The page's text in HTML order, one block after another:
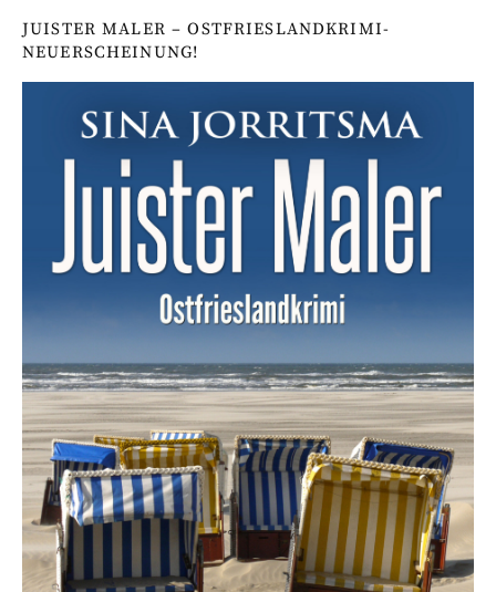
JUISTER MALER – OSTFRIESLANDKRIMI-
NEUERSCHEINUNG!